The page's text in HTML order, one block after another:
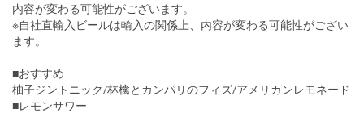
内容が変わる可能性がございます。
※自社直輸入ビールは輸入の関係上、内容が変わる可能性がござい
ます。
■おすすめ
柚子ジントニック/林檎とカンパリのフィズ/アメリカンレモネード
■レモンサワー